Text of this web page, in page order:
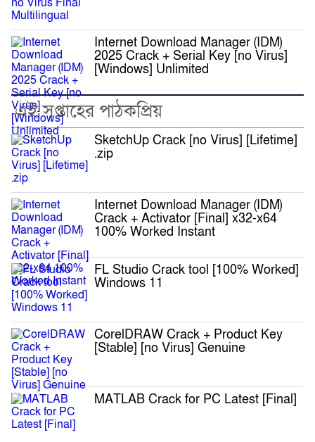
Internet Download Manager (IDM)
2025 Crack + Serial Key [no Virus]
[Windows] Unlimited
এই সপ্তাহের পাঠকপ্রিয়
SketchUp Crack [no Virus] [Lifetime]
.zip
Internet Download Manager (IDM)
Crack + Activator [Final] x32-x64
100% Worked Instant
FL Studio Crack tool [100% Worked]
Windows 11
CorelDRAW Crack + Product Key
[Stable] [no Virus] Genuine
MATLAB Crack for PC Latest [Final]